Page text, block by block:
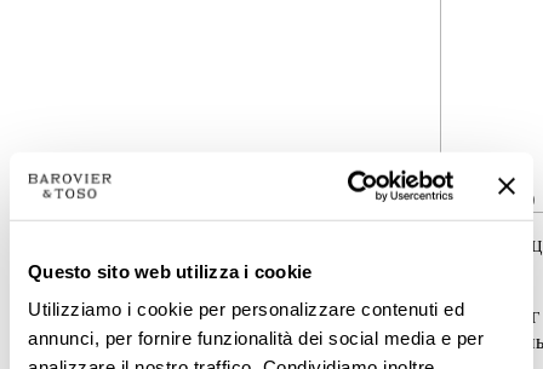
Questo sito web utilizza i cookie
Utilizziamo i cookie per personalizzare contenuti ed
annunci, per fornire funzionalità dei social media e per
5363-00
Excelsior
ТИПОЛОГИЯ
Потолочные светильники
5364-00